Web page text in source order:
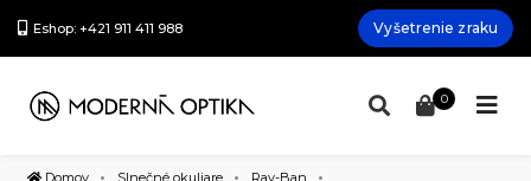
Eshop: +421 911 411 988 Vyšetrenie zraku
0
Domov Slnečné okuliare
Ray-Ban